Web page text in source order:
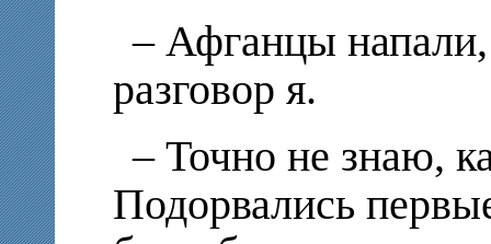
– Афганцы
разговор я.
– Точно не знаю,
Подорвались